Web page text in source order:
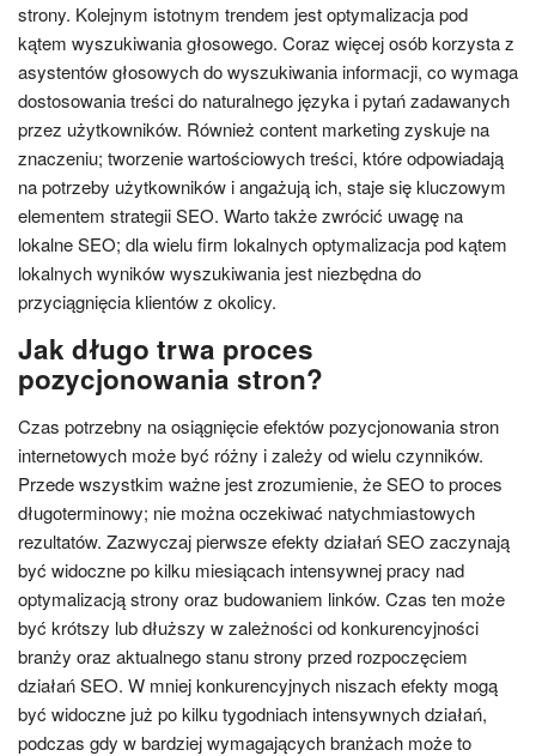
strony. Kolejnym istotnym trendem jest optymalizacja pod
kątem wyszukiwania głosowego. Coraz więcej osób korzysta z
asystentów głosowych do wyszukiwania informacji, co wymaga
dostosowania treści do naturalnego języka i pytań zadawanych
przez użytkowników. Również content marketing zyskuje na
znaczeniu; tworzenie wartościowych treści, które odpowiadają
na potrzeby użytkowników i angażują ich, staje się kluczowym
elementem strategii SEO. Warto także zwrócić uwagę na
lokalne SEO; dla wielu firm lokalnych optymalizacja pod kątem
lokalnych wyników wyszukiwania jest niezbędna do
przyciągnięcia klientów z okolicy.
Jak długo trwa proces
pozycjonowania stron?
Czas potrzebny na osiągnięcie efektów pozycjonowania stron
internetowych może być różny i zależy od wielu czynników.
Przede wszystkim ważne jest zrozumienie, że SEO to proces
długoterminowy; nie można oczekiwać natychmiastowych
rezultatów. Zazwyczaj pierwsze efekty działań SEO zaczynają
być widoczne po kilku miesiącach intensywnej pracy nad
optymalizacją strony oraz budowaniem linków. Czas ten może
być krótszy lub dłuższy w zależności od konkurencyjności
branży oraz aktualnego stanu strony przed rozpoczęciem
działań SEO. W mniej konkurencyjnych niszach efekty mogą
być widoczne już po kilku tygodniach intensywnych działań,
podczas gdy w bardziej wymagających branżach może to